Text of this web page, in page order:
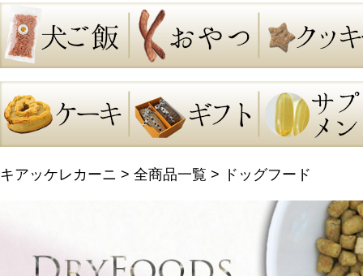
キアッケレカーニ > 全商品一覧 > ドッグフード